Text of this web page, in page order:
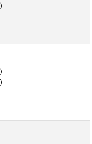
)
)
)